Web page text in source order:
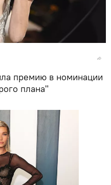
премию в номинации
плана"